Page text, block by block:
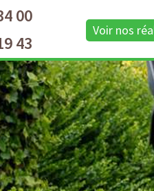
00
43
Voir nos